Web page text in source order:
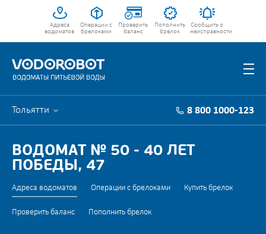
Адреса
водоматов
Операции с
брелоками
Проверить
баланс
Пополнить
брелок
Сообщить о
неисправности
Тольятти 8 800 1000-123
ВОДОМАТ № 50 - 40 ЛЕТ
ПОБЕДЫ, 47
Адреса водоматов Операции с брелоками Купить брелок
Проверить баланс Пополнить брелок